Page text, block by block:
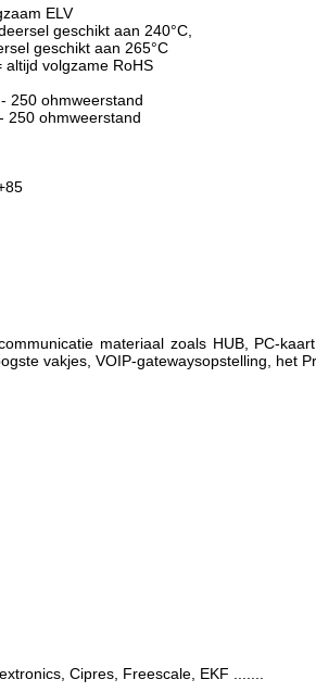
ELV
geschikt aan 240°C,
geschikt aan 265°C
altijd volgzame RoHS
250 ohmweerstand
250 ohmweerstand
materiaal zoals HUB, PC-
vakjes, VOIP-gatewaysopstelling, het
Cipres, Freescale, EKF .......